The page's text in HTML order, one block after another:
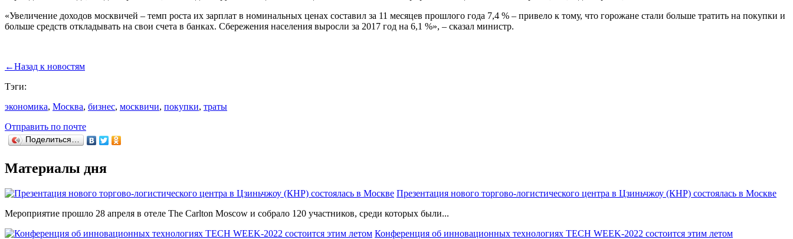
«Увеличение доходов москвичей – темп роста их зарплат в номинальных ценах составил за 11 месяцев прошлого года 7,4 % – привело к тому, что горожане стали больше тратить на покупки и
больше средств откладывать на свои счета в банках. Сбережения населения выросли за 2017 год на 6,1 %», – сказал министр.
←Назад к новостям
Тэги:
экономика, Москва, бизнес, москвичи, покупки, траты
Отправить по почте
Поделиться…
Материалы дня
Презентация нового торгово-логистического центра в Цзиньчжоу (КНР) состоялась в Москве
Мероприятие прошло 28 апреля в отеле The Carlton Moscow и собрало 120 участников, среди которых были...
Конференция об инновационных технологиях TECH WEEK-2022 состоится этим летом